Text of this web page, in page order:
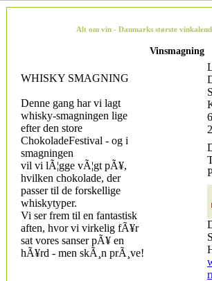
Alt om vin - Danmarks største
Vinsmagning
WHISKY SMAGNING
Denne gang har vi lagt
whisky-smagningen lige
efter den store
ChokoladeFestival - og i
smagningen
vil vi lÃ¦gge vÃ¦gt pÃ¥,
hvilken chokolade, der
passer til de forskellige
whiskytyper.
Vi ser frem til en fantastisk
aften, hvor vi virkelig fÃ¥r
sat vores sanser pÃ¥ en
hÃ¥rd - men skÃ¸n prÃ¸ve!
6